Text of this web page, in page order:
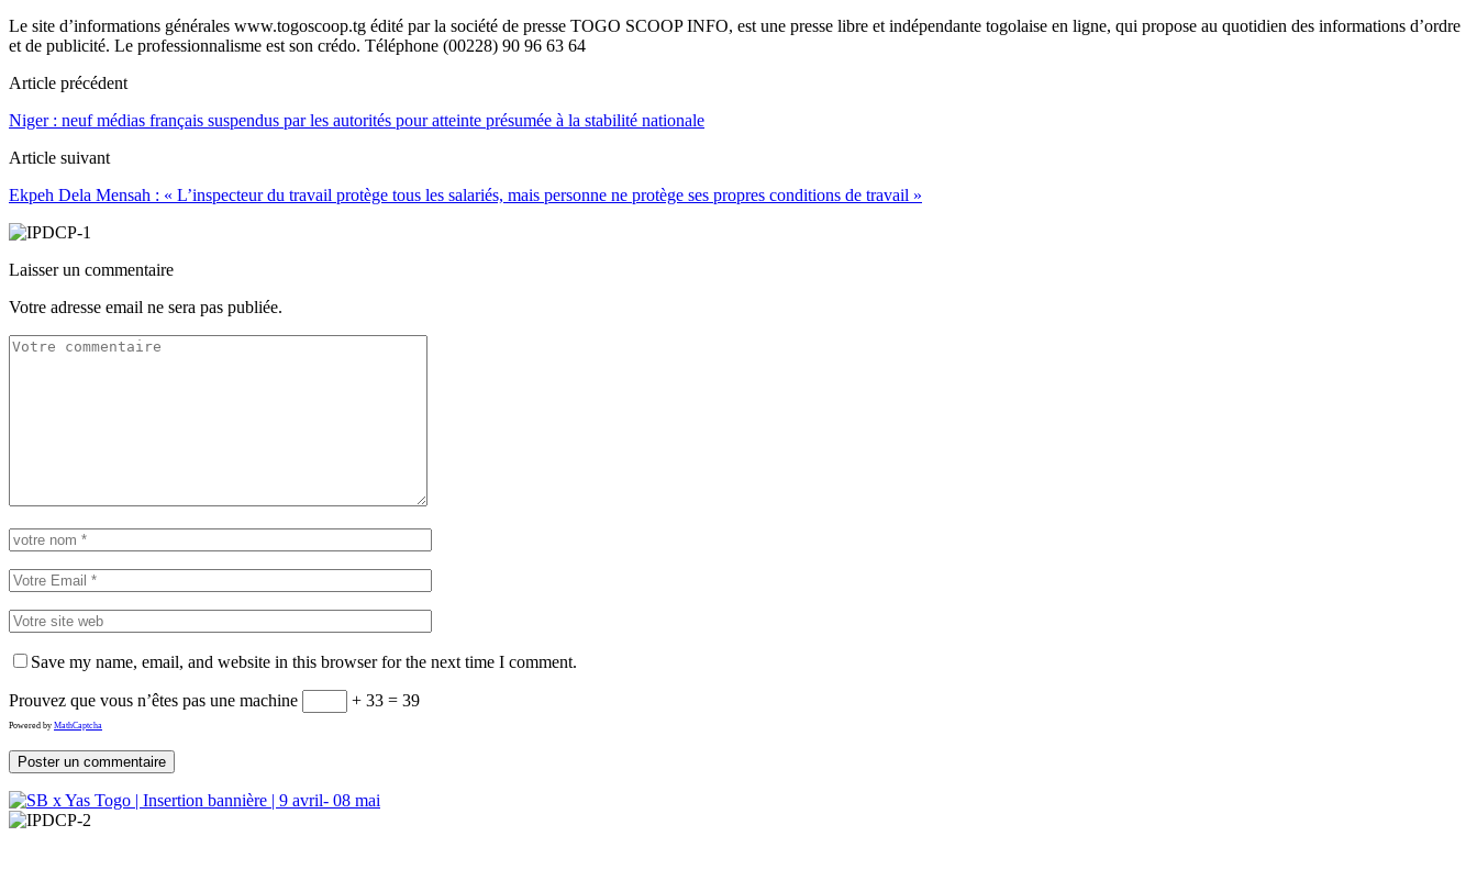
Le site d’informations générales www.togoscoop.tg édité par la société de presse TOGO SCOOP INFO, est une presse libre et indépendante togolaise en ligne, qui propose au quotidien des informations d’ordre
et de publicité. Le professionnalisme est son crédo. Téléphone (00228) 90 96 63 64
Article précédent
Niger : neuf médias français suspendus par les autorités pour atteinte présumée à la stabilité nationale
Article suivant
Ekpeh Dela Mensah : « L’inspecteur du travail protège tous les salariés, mais personne ne protège ses propres conditions de travail »
Laisser un commentaire
Votre adresse email ne sera pas publiée.
Save my name, email, and website in this browser for the next time I comment.
Prouvez que vous n’êtes pas une machine + 33 = 39
Powered by MathCaptcha